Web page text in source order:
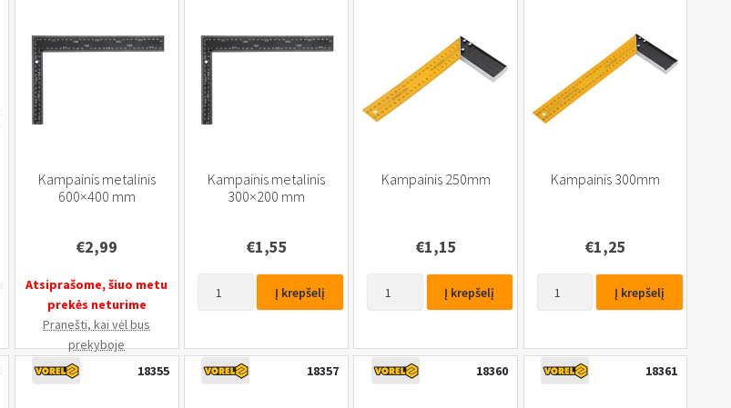
mm,
Metrinė
gradacija
Kampainis metalinis
600×400 mm
€2,99
Atsiprašome, šiuo metu
prekės neturime
Pranešti, kai vėl bus
prekyboje
Kampainis metalinis
300×200 mm
€1,55
300x200
Į krepšelį
Kampainis 250mm
€1,15
Į krepšelį
Kampainis 300mm
€1,25
Į krepšelį
18355 18357 18360 18361